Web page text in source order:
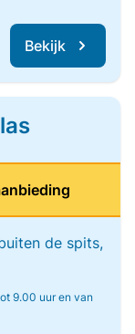
Bekijk
de spits,
9.00 uur en van